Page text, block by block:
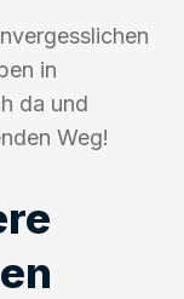
in
da und
Weg!